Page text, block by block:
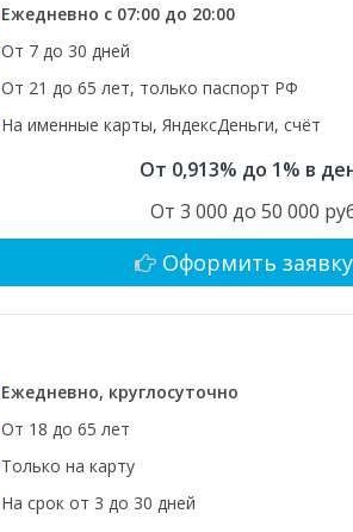
Ежедневно с 07:00 до 20:00
От 7 до 30 дней
От 21 до 65 лет, только паспорт РФ
На именные карты, ЯндексДеньги, счёт
От 0,913% до 1% в
От 3 000 до 50 000
Оформить заявку
Ежедневно, круглосуточно
От 18 до 65 лет
Только на карту
На срок от 3 до 30 дней